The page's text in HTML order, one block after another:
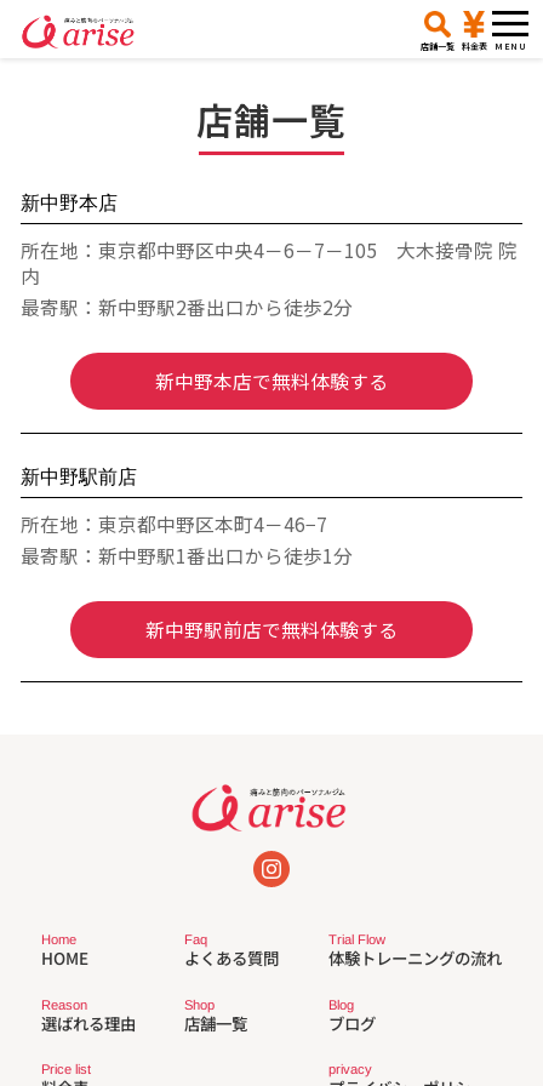
店舗一覧 料金表
店舗一覧
新中野本店
所在地：東京都中野区中央4－6－7－105 大木接骨院 院
内
最寄駅：新中野駅2番出口から徒歩2分
新中野本店で無料体験する
新中野駅前店
所在地：東京都中野区本町4－46−7
最寄駅：新中野駅1番出口から徒歩1分
新中野駅前店で無料体験する
Home
HOME
Reason
選ばれる理由
Price list
Faq
よくある質問
Shop
店舗一覧
Trial Flow
体験トレーニングの流れ
Blog
ブログ
privacy